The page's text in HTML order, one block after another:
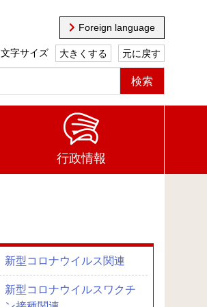
Foreign language
文字サイズ 大きくする 元に戻す
行政情報
新型コロナウイルス関連
新型コロナウイルスワクチ